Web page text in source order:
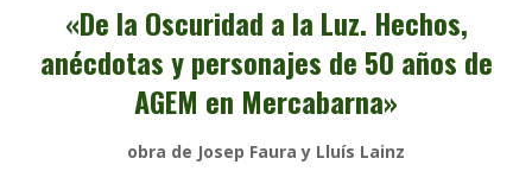
«De la Oscuridad a la Luz. Hechos,
anécdotas y personajes de 50 años de
AGEM en Mercabarna»
obra de Josep Faura y Lluís Lainz